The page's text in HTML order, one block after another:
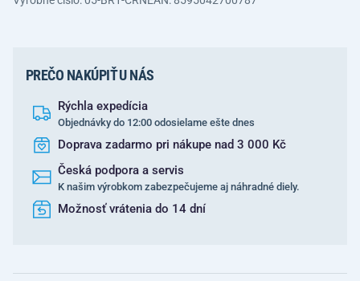
PREČO NAKÚPIŤ U NÁS
Rýchla expedícia
Objednávky do 12:00 odosielame ešte dnes
Doprava zadarmo pri nákupe nad 3 000 Kč
Česká podpora a servis
K našim výrobkom zabezpečujeme aj náhradné diely.
Možnosť vrátenia do 14 dní